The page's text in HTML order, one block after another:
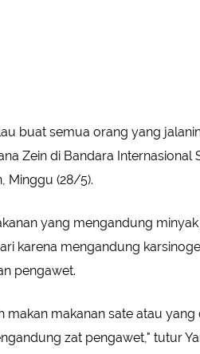
buat semua orang yang
Zein di Bandara Internasional
Minggu (28/5).
yang mengandung
karena mengandung
pengawet.
makan makanan sate atau
zat pengawet," tutur